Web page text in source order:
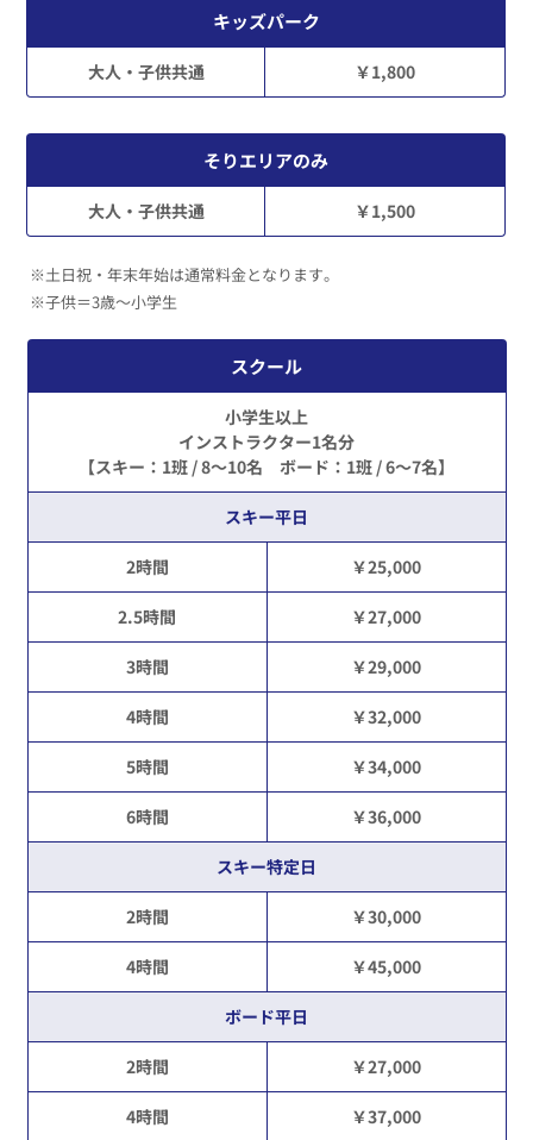
キッズパーク
大人・子供共通 ￥1,800
そりエリアのみ
大人・子供共通 ￥1,500
※土日祝・年末年始は通常料金となります。
※子供＝3歳～小学生
スクール
小学生以上
インストラクター1名分
【スキー：1班 / 8～10名 ボード：1班 / 6～7名】
スキー平日
2時間 ￥25,000
2.5時間 ￥27,000
3時間 ￥29,000
4時間 ￥32,000
5時間 ￥34,000
6時間 ￥36,000
スキー特定日
2時間 ￥30,000
4時間 ￥45,000
ボード平日
2時間 ￥27,000
4時間 ￥37,000